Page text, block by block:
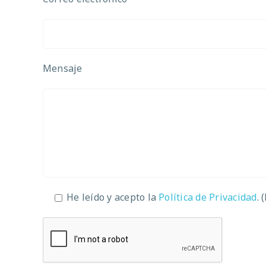
Mensaje
He leído y acepto la Política de Privacidad.